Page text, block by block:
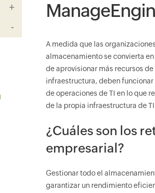
A medida que las
almacenamiento se convierta
de aprovisionar más recursos
infraestructura, deben funcionar
de operaciones de TI en lo que
de la propia infraestructura de
¿Cuáles son los
empresarial?
Gestionar todo el
garantizar un rendimiento